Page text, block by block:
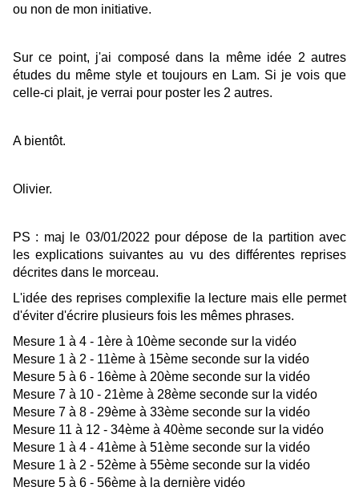
ou non de mon initiative.
Sur ce point, j'ai composé dans la même idée 2 autres
études du même style et toujours en Lam. Si je vois que
celle-ci plait, je verrai pour poster les 2 autres.
A bientôt.
Olivier.
PS : maj le 03/01/2022 pour dépose de la partition avec
les explications suivantes au vu des différentes reprises
décrites dans le morceau.
L'idée des reprises complexifie la lecture mais elle permet
d'éviter d'écrire plusieurs fois les mêmes phrases.
Mesure 1 à 4 - 1ère à 10ème seconde sur la vidéo
Mesure 1 à 2 - 11ème à 15ème seconde sur la vidéo
Mesure 5 à 6 - 16ème à 20ème seconde sur la vidéo
Mesure 7 à 10 - 21ème à 28ème seconde sur la vidéo
Mesure 7 à 8 - 29ème à 33ème seconde sur la vidéo
Mesure 11 à 12 - 34ème à 40ème seconde sur la vidéo
Mesure 1 à 4 - 41ème à 51ème seconde sur la vidéo
Mesure 1 à 2 - 52ème à 55ème seconde sur la vidéo
Mesure 5 à 6 - 56ème à la dernière vidéo